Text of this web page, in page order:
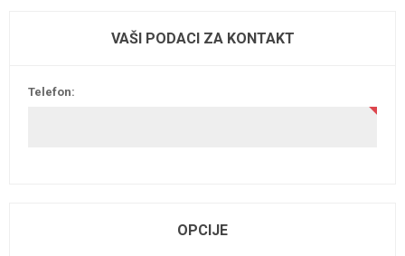
VAŠI PODACI ZA KONTAKT
Telefon:
OPCIJE